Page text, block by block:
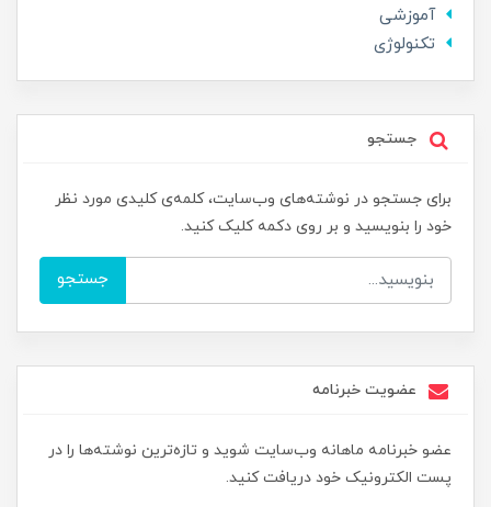
آموزشی
تکنولوژی
جستجو
برای جستجو در نوشته‌های وب‌سایت، کلمه‌ی کلیدی مورد نظر
خود را بنویسید و بر روی دکمه کلیک کنید.
جستجو
عضویت خبرنامه
عضو خبرنامه ماهانه وب‌سایت شوید و تازه‌ترین نوشته‌ها را در
پست الکترونیک خود دریافت کنید.